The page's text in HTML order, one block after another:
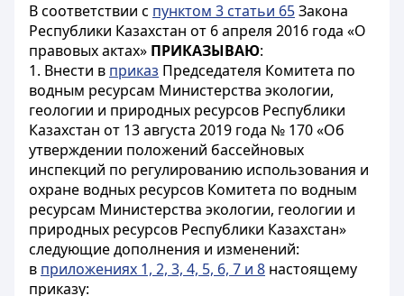
В соответствии с пунктом 3 статьи 65Закона
Республики Казахстан от 6 апреля 2016 года «О
правовых актах» ПРИКАЗЫВАЮ:
1. Внести в приказ Председателя Комитета по
водным ресурсам Министерства экологии,
геологии и природных ресурсов Республики
Казахстан от 13 августа 2019 года № 170 «Об
утверждении положений бассейновых
инспекций по регулированию использования и
охране водных ресурсов Комитета по водным
ресурсам Министерства экологии, геологии и
природных ресурсов Республики Казахстан»
следующие дополнения и изменений:
в приложениях 1, 2, 3, 4, 5, 6, 7 и 8 настоящему
приказу: